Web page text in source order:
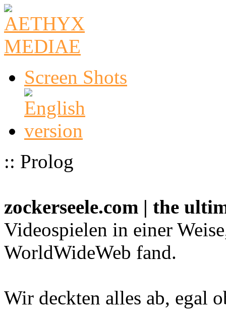
Screen Shots
:: Prolog
zockerseele.com | the
Videospielen in einer
WorldWideWeb fand.
Wir deckten alles ab, egal